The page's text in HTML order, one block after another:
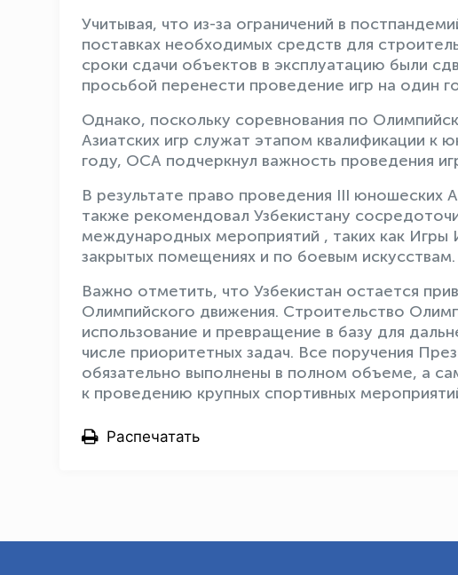
Учитывая, что из-за ограничений в
поставках необходимых средств для
сроки сдачи объектов в эксплуатацию были
просьбой перенести проведение игр на один
Однако, поскольку соревнования по
Азиатских игр служат этапом квалификации
году, ОСА подчеркнул важность проведения
В результате право проведения III юношеских
также рекомендовал Узбекистану
международных мероприятий , таких как Игры
закрытых помещениях и по боевым искусствам.
Важно отметить, что Узбекистан остается
Олимпийского движения. Строительство
использование и превращение в базу для
числе приоритетных задач. Все поручения
обязательно выполнены в полном объеме, а
к проведению крупных спортивных
Распечатать